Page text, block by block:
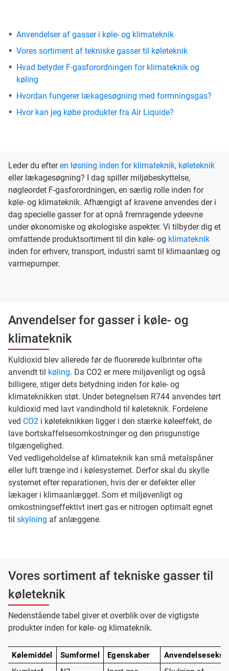
Anvendelser af gasser i køle- og klimateknik
Vores sortiment af tekniske gasser til køleteknik
Hvad betyder F-gasforordningen for klimateknik og
køling
Hvordan fungerer lækagesøgning med formningsgas?
Hvor kan jeg købe produkter fra Air Liquide?
Leder du efteren løsning inden for klimateknik, køleteknik
eller lækagesøgning? I dag spiller miljøbeskyttelse,
nøgleordet F-gasforordningen, en særlig rolle inden for
køle- og klimateknik. Afhængigt af kravene anvendes der i
dag specielle gasser for at opnå fremragende ydeevne
under økonomiske og økologiske aspekter. Vi tilbyder dig et
omfattende produktsortiment til din køle- og klimateknik
inden for erhverv, transport, industri samt til klimaanlæg og
varmepumper.
Anvendelser for gasser i køle- og
klimateknik
Kuldioxid blev allerede før de fluorerede kulbrinter ofte
anvendt til køling. Da CO2 er mere miljøvenligt og også
billigere, stiger dets betydning inden for køle- og
klimateknikken støt. Under betegnelsen R744 anvendes tørt
kuldioxid med lavt vandindhold til køleteknik. Fordelene
ved CO2 i køleteknikken ligger i den stærke køleeffekt, de
lave bortskaffelsesomkostninger og den prisgunstige
tilgængelighed.
Ved vedligeholdelse af klimateknik kan små metalspåner
eller luft trænge ind i kølesystemet. Derfor skal du skylle
systemet efter reparationen, hvis der er defekter eller
lækager i klimaanlægget. Som et miljøvenligt og
omkostningseffektivt inert gas er nitrogen optimalt egnet
til skylning af anlæggene.
Vores sortiment af tekniske gasser til
køleteknik
Nedenstående tabel giver et overblik over de vigtigste
produkter inden for køle- og klimateknik.
Kølemiddel Sumformel Egenskaber